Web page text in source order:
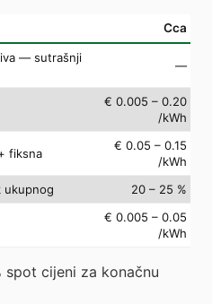
Cca
— sutrašnji
—
€ 0.005 – 0.20
/kWh
fiksna
€ 0.05 – 0.15
/kWh
ukupnog 20 – 25 %
€ 0.005 – 0.05
/kWh
spot cijeni za konačnu